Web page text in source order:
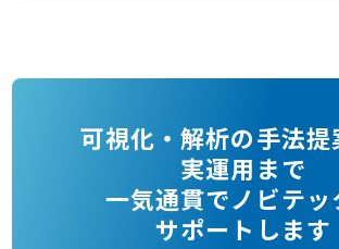
可視化・解析の手法提
実運用まで
一気通貫でノビテッ
サポートします